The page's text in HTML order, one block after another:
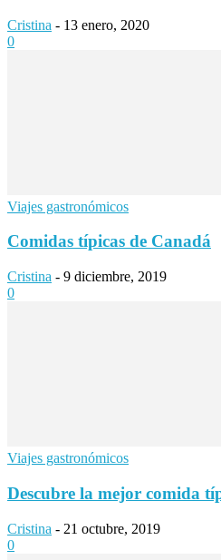
Cristina - 13 enero, 2020
0
Viajes gastronómicos
Comidas típicas de Canadá
Cristina - 9 diciembre, 2019
0
Viajes gastronómicos
Descubre la mejor comida
Cristina - 21 octubre, 2019
0